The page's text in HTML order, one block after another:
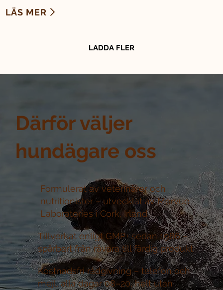
Därför väljer
hundägare oss
Formulerat av veterinärer och
nutritionister –utvecklat av Mervue
Laboratories i Cork, Irland
Tillverkat enligt GMP+ sedan 1986 –
spårbart från råvara till färdig produkt
Kostnadsfri rådgivning –telefon och
mejl, alla dagar 08–20, helt utan
LÄS MER
LADDA FLER